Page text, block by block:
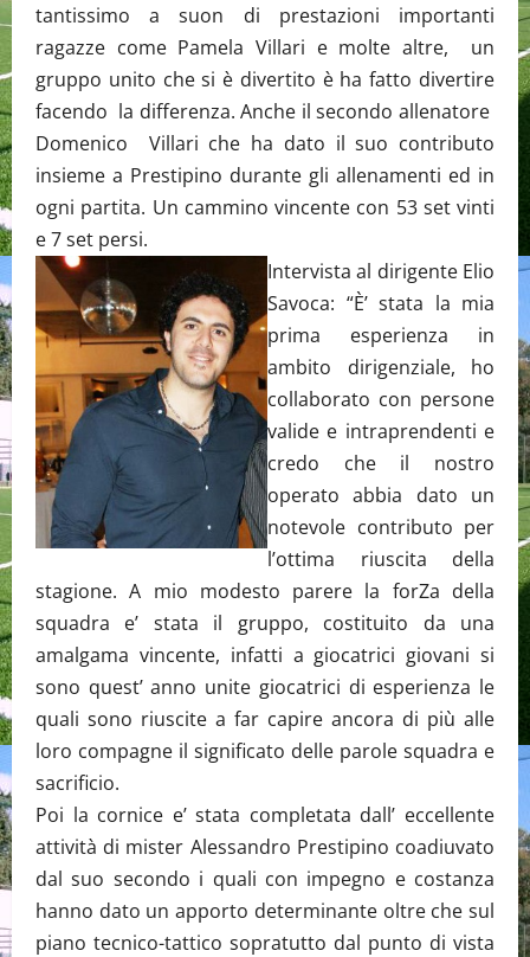
tantissimo a suon di prestazioni importanti
ragazze come Pamela Villari e molte altre, un
gruppo unito che si è divertito è ha fatto divertire
facendo la differenza. Anche il secondo allenatore
Domenico Villari che ha dato il suo contributo
insieme a Prestipino durante gli allenamenti ed in
ogni partita. Un cammino vincente con 53 set vinti
e 7 set persi.
Intervista al dirigente Elio
Savoca: “È’ stata la mia
prima esperienza in
ambito dirigenziale, ho
collaborato con persone
valide e intraprendenti e
credo che il nostro
operato abbia dato un
notevole contributo per
l’ottima riuscita della
stagione. A mio modesto parere la forZa della
squadra e’ stata il gruppo, costituito da una
amalgama vincente, infatti a giocatrici giovani si
sono quest’ anno unite giocatrici di esperienza le
quali sono riuscite a far capire ancora di più alle
loro compagne il significato delle parole squadra e
sacrificio.
Poi la cornice e’ stata completata dall’ eccellente
attività di mister Alessandro Prestipino coadiuvato
dal suo secondo i quali con impegno e costanza
hanno dato un apporto determinante oltre che sul
piano tecnico-tattico sopratutto dal punto di vista